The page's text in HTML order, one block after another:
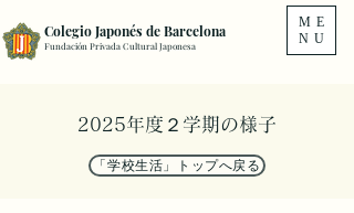
ME
NU
Colegio Japonés de Barcelona
Fundación Privada Cultural Japonesa
2025年度２学期の様子
「学校生活」トップへ戻る